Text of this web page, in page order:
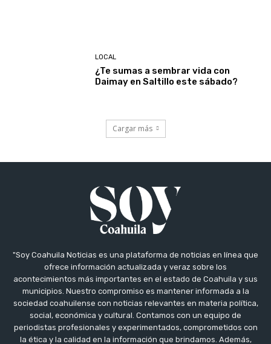
LOCAL
¿Te sumas a sembrar vida con
Daimay en Saltillo este sábado?
Cargar más
"Soy Coahuila Noticias es una plataforma de noticias en línea que
ofrece información actualizada y veraz sobre los
acontecimientos más importantes en el estado de Coahuila y sus
municipios. Nuestro compromiso es mantener informada a la
sociedad coahuilense con noticias relevantes en materia política,
social, económica y cultural. Contamos con un equipo de
periodistas profesionales y experimentados, comprometidos con
la ética y la calidad en la información que brindamos. Además,